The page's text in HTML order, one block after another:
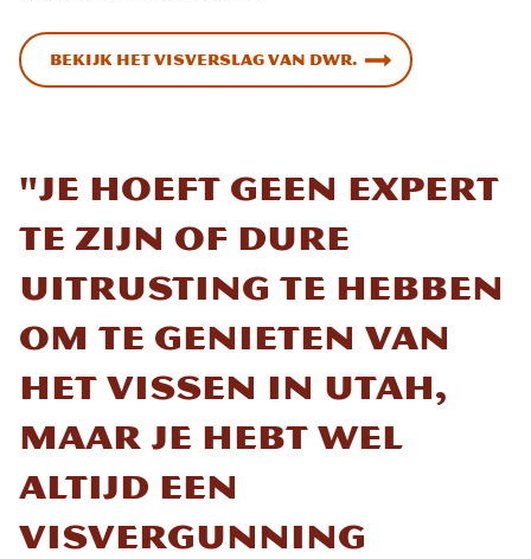
Bekijk het visverslag van DWR.
"Je hoeft geen expert
te zijn of dure
uitrusting te hebben
om te genieten van
het vissen in Utah,
maar je hebt wel
altijd een
visvergunning